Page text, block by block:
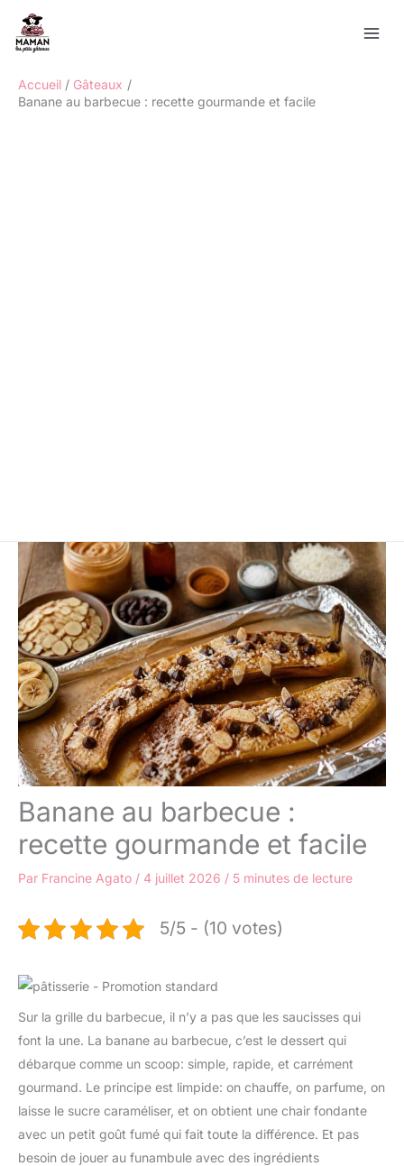
contenu
Accueil
Gâteaux
Banane au barbecue : recette gourmande et facile
Banane au barbecue :
recette gourmande et facile
Par Francine Agato / 4 juillet 2026 / 5 minutes de lecture
5/5 - (10 votes)
Sur la grille du barbecue, il n’y a pas que les saucisses qui
font la une. La banane au barbecue, c’est le dessert qui
débarque comme un scoop: simple, rapide, et carrément
gourmand. Le principe est limpide: on chauffe, on parfume, on
laisse le sucre caraméliser, et on obtient une chair fondante
avec un petit goût fumé qui fait toute la différence. Et pas
besoin de jouer au funambule avec des ingrédients
Rechercher